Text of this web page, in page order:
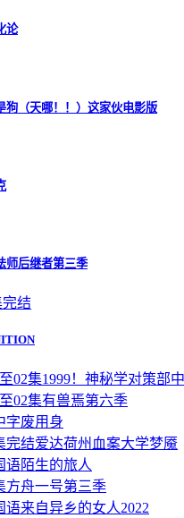
论
狗（天哪！！）这家伙电影版
师后继者第三季
完结
02集1999！神秘学对策部
02集有兽焉第六季
字废用身
完结爱达荷州血案大学梦魇
语陌生的旅人
方舟一号第三季
语来自异乡的女人2022